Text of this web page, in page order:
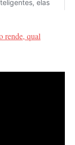
rende, qual